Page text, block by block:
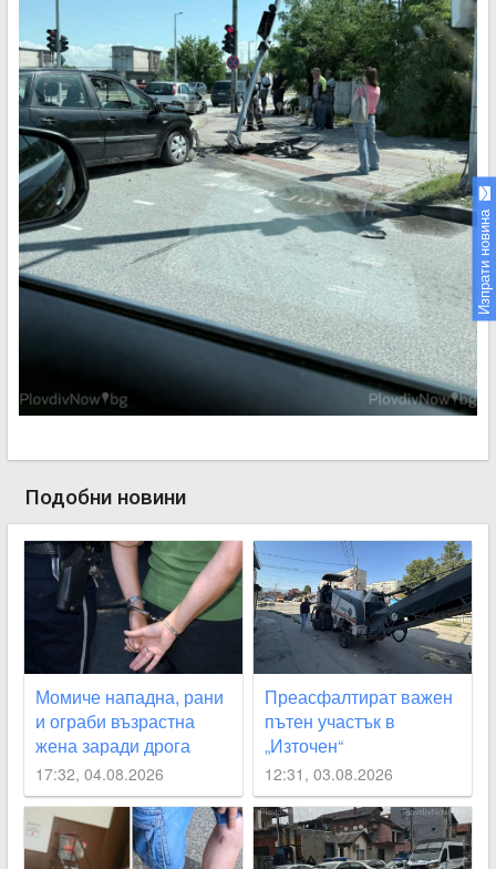
Подобни новини
Момиче нападна, рани
и ограби възрастна
жена заради дрога
17:32, 04.08.2026
Преасфалтират важен
пътен участък в
„Източен“
12:31, 03.08.2026
Изпрати новина